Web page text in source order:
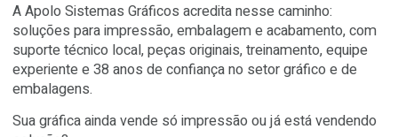
O futuro da indústria gráfica será de quem entrega
impressão com estratégia, automação, acabamento,
suporte e visão de mercado.
Porque vender impressão é bom. Mas vender solução
que mantém a gráfica relevante.